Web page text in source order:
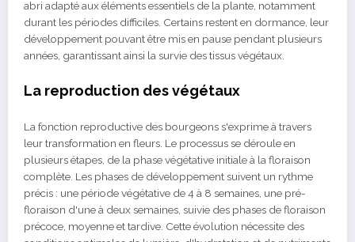
abri adapté aux éléments essentiels de la plante, notamment
durant les périodes difficiles. Certains restent en dormance, leur
développement pouvant être mis en pause pendant plusieurs
années, garantissant ainsi la survie des tissus végétaux.
La reproduction des végétaux
La fonction reproductive des bourgeons s'exprime à travers
leur transformation en fleurs. Le processus se déroule en
plusieurs étapes, de la phase végétative initiale à la floraison
complète. Les phases de développement suivent un rythme
précis : une période végétative de 4 à 8 semaines, une pré-
floraison d'une à deux semaines, suivie des phases de floraison
précoce, moyenne et tardive. Cette évolution nécessite des